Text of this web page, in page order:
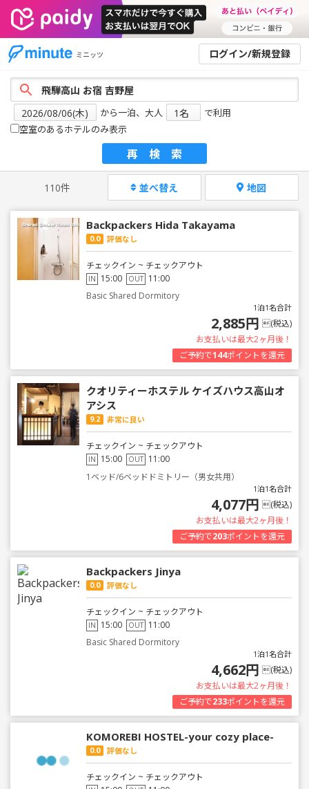
ミニッツ ログイン/新規登録
から一泊、大人
で利用
空室のあるホテルのみ表示
再検索
110件 並べ替え 地図
Backpackers Hida Takayama
0.0 評価なし
チェックイン ~ チェックアウト
IN 15:00 OUT 11:00
Basic Shared Dormitory
1泊1名合計
2,885円 (税込)
お支払いは最大2ヶ月後！
ご予約で144ポイントを還元
クオリティーホステル ケイズハウス高山オ
アシス
9.2 非常に良い
チェックイン ~ チェックアウト
IN 15:00 OUT 11:00
1ベッド/6ベッドドミトリー（男女共用）
1泊1名合計
4,077円 (税込)
お支払いは最大2ヶ月後！
ご予約で203ポイントを還元
Backpackers Jinya
0.0 評価なし
チェックイン ~ チェックアウト
IN 15:00 OUT 11:00
Basic Shared Dormitory
1泊1名合計
4,662円 (税込)
お支払いは最大2ヶ月後！
ご予約で233ポイントを還元
KOMOREBI HOSTEL-your cozy place-
0.0 評価なし
チェックイン ~ チェックアウト